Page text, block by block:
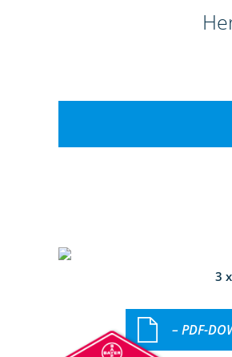
3
– PDF-